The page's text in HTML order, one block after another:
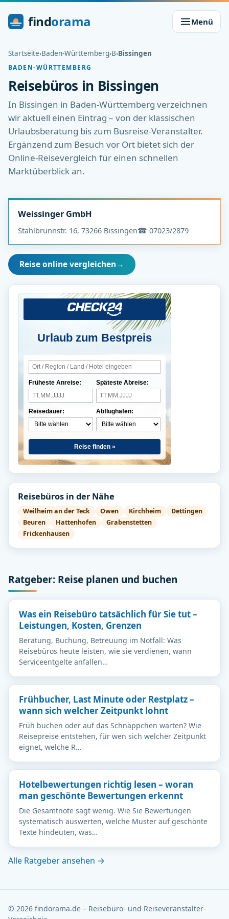
findorama Menü
Startseite›Baden-Württemberg›B›Bissingen
BADEN-WÜRTTEMBERG
Reisebüros in Bissingen
In Bissingen in Baden-Württemberg verzeichnen
wir aktuell einen Eintrag – von der klassischen
Urlaubsberatung bis zum Busreise-Veranstalter.
Ergänzend zum Besuch vor Ort bietet sich der
Online-Reisevergleich für einen schnellen
Marktüberblick an.
Weissinger GmbH
Stahlbrunnstr. 16, 73266 Bissingen☎ 07023/2879
Reise online vergleichen→
Urlaub zum Bestpreis
Früheste Anreise:
Reisedauer:
Späteste Abreise:
Abflughafen:
Reise finden »
Reisebüros in der Nähe
Weilheim an der Teck Owen Kirchheim
Dettingen
Beuren
Hattenhofen
Grabenstetten
Frickenhausen
Ratgeber: Reise planen und buchen
Was ein Reisebüro tatsächlich für Sie tut –
Leistungen, Kosten, Grenzen
Beratung, Buchung, Betreuung im Notfall: Was
Reisebüros heute leisten, wie sie verdienen, wann
Serviceentgelte anfallen…
Frühbucher, Last Minute oder Restplatz –
wann sich welcher Zeitpunkt lohnt
Früh buchen oder auf das Schnäppchen warten? Wie
Reisepreise entstehen, für wen sich welcher Zeitpunkt
eignet, welche R…
Hotelbewertungen richtig lesen – woran
man geschönte Bewertungen erkennt
Die Gesamtnote sagt wenig. Wie Sie Bewertungen
systematisch auswerten, welche Muster auf geschönte
Texte hindeuten, was…
Alle Ratgeber ansehen →
© 2026 findorama.de – Reisebüro- und Reiseveranstalter-